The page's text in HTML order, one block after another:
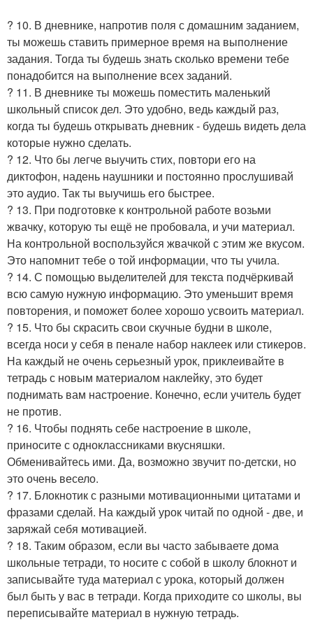
? 10. В дневнике, напротив поля с домашним заданием,
ты можешь ставить примерное время на выполнение
задания. Тогда ты будешь знать сколько времени тебе
понадобится на выполнение всех заданий.
? 11. В дневнике ты можешь поместить маленький
школьный список дел. Это удобно, ведь каждый раз,
когда ты будешь открывать дневник - будешь видеть дела
которые нужно сделать.
? 12. Что бы легче выучить стих, повтори его на
диктофон, надень наушники и постоянно прослушивай
это аудио. Так ты выучишь его быстрее.
? 13. При подготовке к контрольной работе возьми
жвачку, которую ты ещё не пробовала, и учи материал.
На контрольной воспользуйся жвачкой с этим же вкусом.
Это напомнит тебе о той информации, что ты учила.
? 14. С помощью выделителей для текста подчёркивай
всю самую нужную информацию. Это уменьшит время
повторения, и поможет более хорошо усвоить материал.
? 15. Что бы скрасить свои скучные будни в школе,
всегда носи у себя в пенале набор наклеек или стикеров.
На каждый не очень серьезный урок, приклеивайте в
тетрадь с новым материалом наклейку, это будет
поднимать вам настроение. Конечно, если учитель будет
не против.
? 16. Чтобы поднять себе настроение в школе,
приносите с одноклассниками вкусняшки.
Обменивайтесь ими. Да, возможно звучит по-детски, но
это очень весело.
? 17. Блокнотик с разными мотивационными цитатами и
фразами сделай. На каждый урок читай по одной - две, и
заряжай себя мотивацией.
? 18. Таким образом, если вы часто забываете дома
школьные тетради, то носите с собой в школу блокнот и
записывайте туда материал с урока, который должен
был быть у вас в тетради. Когда приходите со школы, вы
переписывайте материал в нужную тетрадь.